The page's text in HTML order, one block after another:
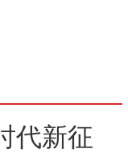
代新征